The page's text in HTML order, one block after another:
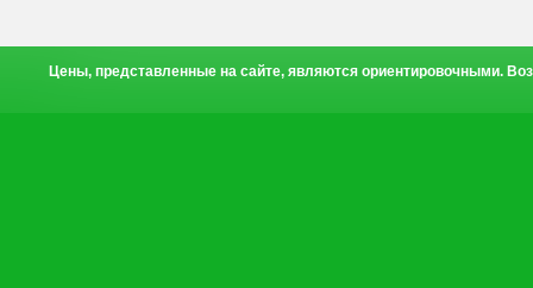
Цены, представленные на сайте, являются ориентировочными.